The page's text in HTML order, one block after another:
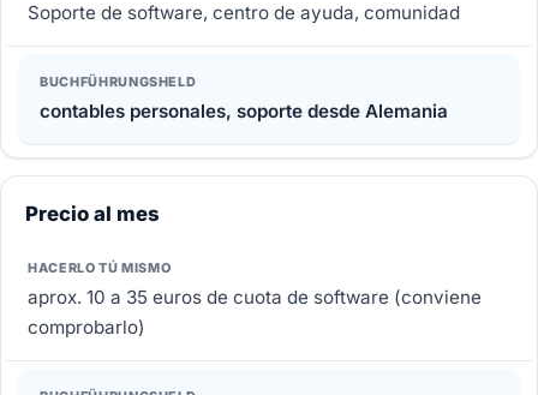
Soporte de software, centro de ayuda, comunidad
contables personales, soporte desde Alemania
Precio al mes
aprox. 10 a 35 euros de cuota de software (conviene
comprobarlo)